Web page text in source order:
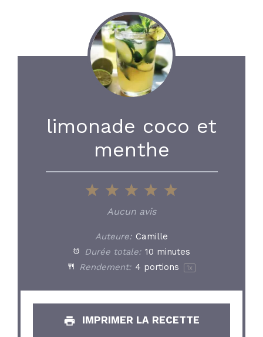
limonade coco et
menthe
5
4
3
Stars
2
Stars
1
Star
Aucun avis
Auteure: Camille
Durée totale: 10 minutes
Rendement: 4 portions 1x
IMPRIMER LA RECETTE